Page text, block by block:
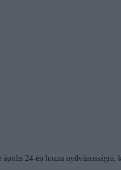
24-én hozza nyilvánosságra,